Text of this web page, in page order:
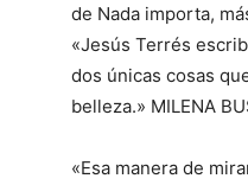
de Nada importa,
«Jesús Terrés
dos únicas cosas
belleza.» MILENA
«Esa manera de